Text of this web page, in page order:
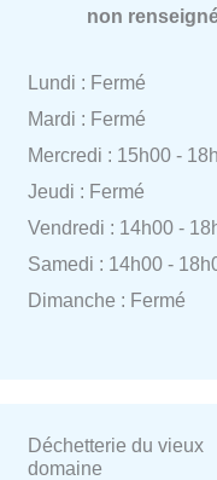
non
Lundi : Fermé
Mardi : Fermé
Mercredi : 15h00 -
Jeudi : Fermé
Vendredi : 14h00 -
Samedi : 14h00 -
Dimanche : Fermé
Déchetterie du vieux
domaine